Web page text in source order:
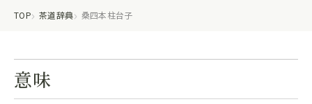
TOP 茶道辞典 桑四本柱台子
意味